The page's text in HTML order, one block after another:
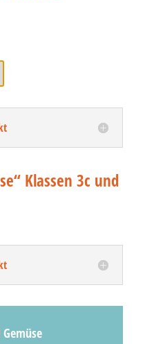
Klassen 3c und